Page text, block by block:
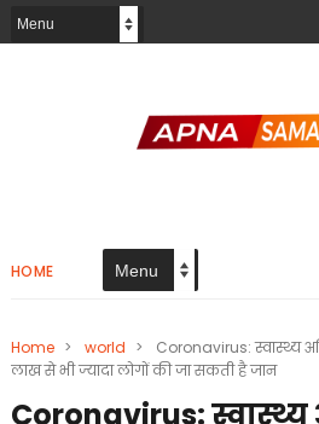
HOME
Home > world >
Coronavirus: स्वास्थ्य
लाख से भी ज्यादा लोगों की जा सकती है जान
Coronavirus: स्वास्थ्य